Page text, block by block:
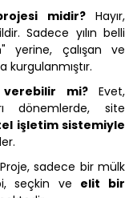
midir?Hayır,
Sadece yılın belli
yerine, çalışan ve
kurgulanmıştır.
verebilir mi?Evet,
dönemlerde, site
işletim sistemiyle
Proje, sadece bir mülk
seçkin ve elit bir